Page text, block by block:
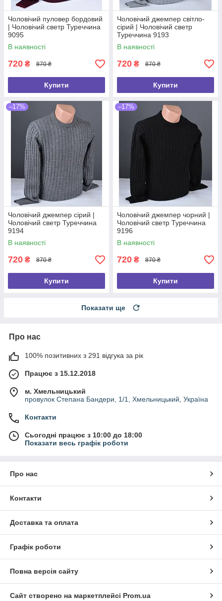
Чоловічий пуловер бордовий
| Чоловічий светр Туреччина
9095
В наявності
720 ₴ 870 ₴
Купити
Чоловічий джемпер світло-
сірий | Чоловічий светр
Туреччина 9193
В наявності
720 ₴ 870 ₴
Купити
–17%
Чоловічий джемпер сірий |
Чоловічий светр Туреччина
9194
В наявності
720 ₴ 870 ₴
Купити
–17%
Чоловічий джемпер чорний |
Чоловічий светр Туреччина
9196
В наявності
720 ₴ 870 ₴
Купити
Показати ще
Про нас
100% позитивних з 291 відгука за рік
Працює з 15.12.2018
м. Хмельницький
провулок Степана Бандери, 1/1, Хмельницький, Україна
Контакти
Сьогодні працює з 10:00 до 18:00
Показати весь графік роботи
Про нас
Контакти
Доставка та оплата
Графік роботи
Повна версія сайту
Сайт створено на маркетплейсі Prom.ua